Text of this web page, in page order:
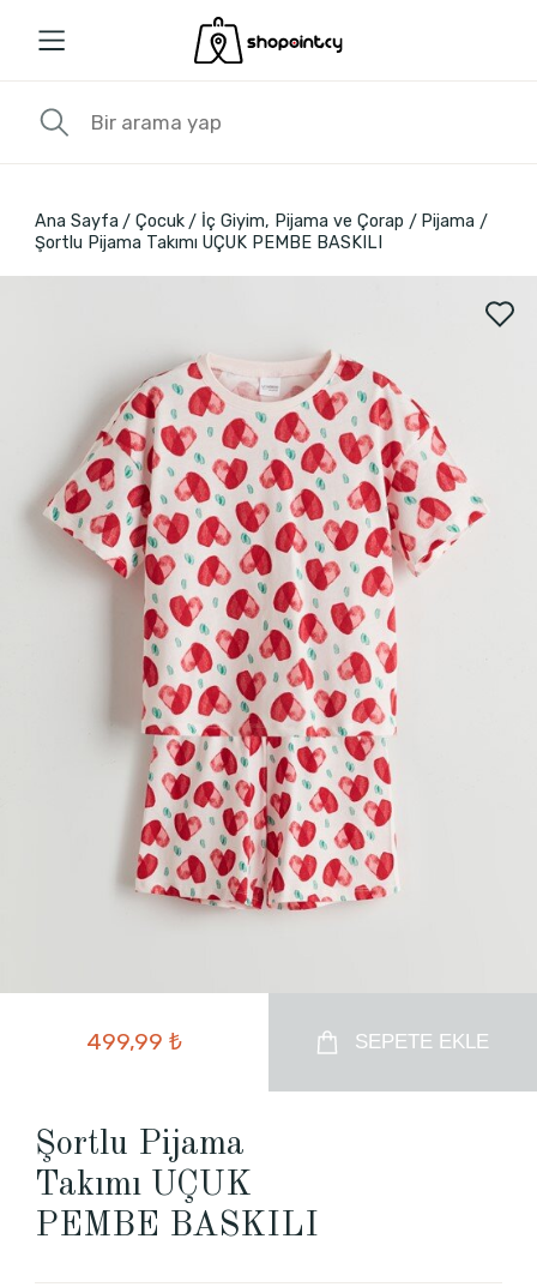
Ana Sayfa Çocuk İç Giyim, Pijama ve Çorap
Pijama
Şortlu Pijama Takımı UÇUK PEMBE BASKILI
499,99 ₺ SEPETE EKLE
Şortlu Pijama
Takımı UÇUK
PEMBE BASKILI